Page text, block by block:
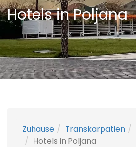
Hotels in Poljana
Zuhause Transkarpatien
Hotels in Poljana